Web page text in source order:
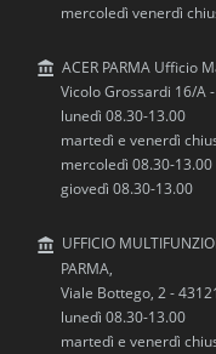
mercoledì venerdì
ACER PARMA Ufficio
Vicolo Grossardi 16/A
lunedì 08.30-13.00
martedì e venerdì
mercoledì 08.30-13.00
giovedì 08.30-13.00
UFFICIO
PARMA,
Viale Bottego, 2 -
lunedì 08.30-13.00
martedì e venerdì